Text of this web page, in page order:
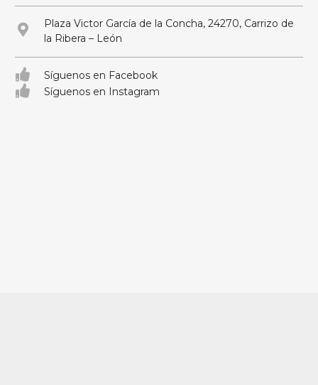
Plaza Victor García de la Concha, 24270, Carrizo de
la Ribera – León
Síguenos en Facebook
Síguenos en Instagram